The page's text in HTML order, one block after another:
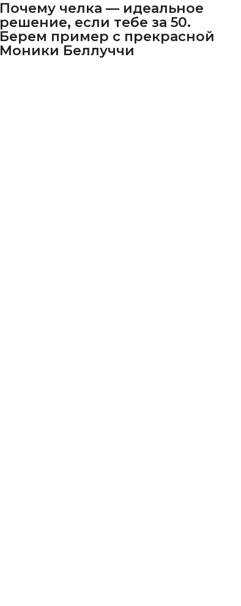
Почему челка — идеальное
решение, если тебе за 50.
Берем пример с прекрасной
Моники Беллуччи